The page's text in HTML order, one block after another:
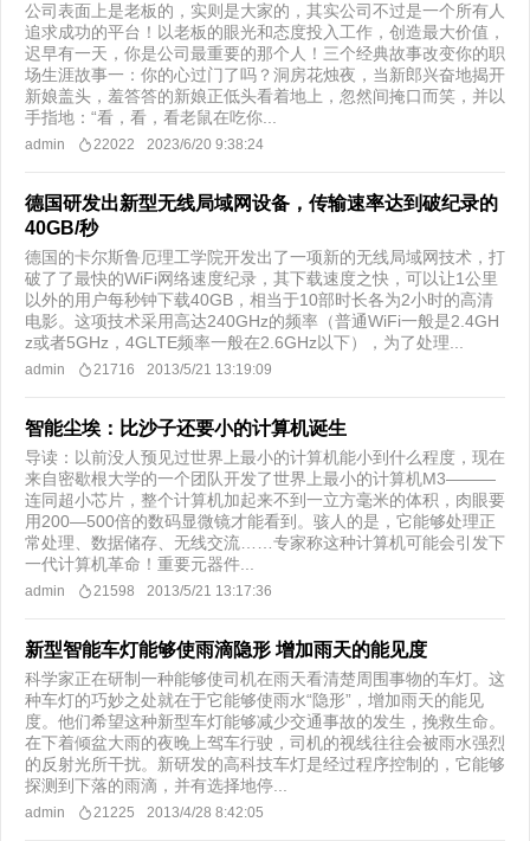
公司表面上是老板的，实则是大家的，其实公司不过是一个所有人
追求成功的平台！以老板的眼光和态度投入工作，创造最大价值，
迟早有一天，你是公司最重要的那个人！三个经典故事改变你的职
场生涯故事一：你的心过门了吗？洞房花烛夜，当新郎兴奋地揭开
新娘盖头，羞答答的新娘正低头看着地上，忽然间掩口而笑，并以
手指地：“看，看，看老鼠在吃你...
admin 22022 2023/6/20 9:38:24
德国研发出新型无线局域网设备，传输速率达到破纪录的
40GB/秒
德国的卡尔斯鲁厄理工学院开发出了一项新的无线局域网技术，打
破了了最快的WiFi网络速度纪录，其下载速度之快，可以让1公里
以外的用户每秒钟下载40GB，相当于10部时长各为2小时的高清
电影。这项技术采用高达240GHz的频率（普通WiFi一般是2.4GH
z或者5GHz，4GLTE频率一般在2.6GHz以下），为了处理...
admin 21716 2013/5/21 13:19:09
智能尘埃：比沙子还要小的计算机诞生
导读：以前没人预见过世界上最小的计算机能小到什么程度，现在
来自密歇根大学的一个团队开发了世界上最小的计算机M3———
连同超小芯片，整个计算机加起来不到一立方毫米的体积，肉眼要
用200—500倍的数码显微镜才能看到。骇人的是，它能够处理正
常处理、数据储存、无线交流……专家称这种计算机可能会引发下
一代计算机革命！重要元器件...
admin 21598 2013/5/21 13:17:36
新型智能车灯能够使雨滴隐形 增加雨天的能见度
科学家正在研制一种能够使司机在雨天看清楚周围事物的车灯。这
种车灯的巧妙之处就在于它能够使雨水“隐形”，增加雨天的能见
度。他们希望这种新型车灯能够减少交通事故的发生，挽救生命。
在下着倾盆大雨的夜晚上驾车行驶，司机的视线往往会被雨水强烈
的反射光所干扰。新研发的高科技车灯是经过程序控制的，它能够
探测到下落的雨滴，并有选择地停...
admin 21225 2013/4/28 8:42:05